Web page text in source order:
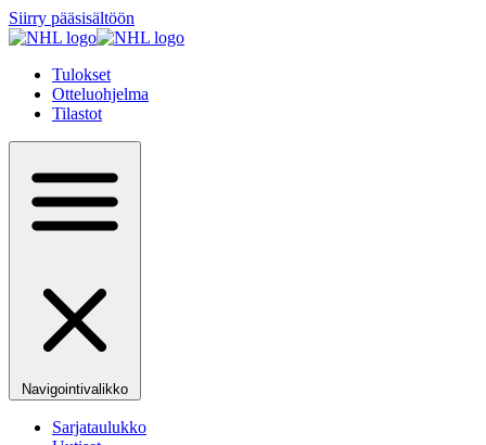
Siirry pääsisältöön
Tulokset
Otteluohjelma
Tilastot
Navigointivalikko
Sarjataulukko